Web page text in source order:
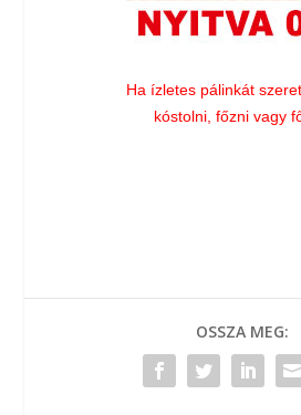
Ha ízletes pálinkát
kóstolni, főzni vagy
OSSZA MEG: